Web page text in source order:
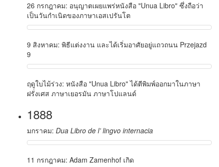
26 กรกฎาคม: อนุญาตเผยแพร่หนังสือ "Unua Libro" ซึ่งถือว่า
เป็นวันกำเนิดของภาษาเอสเปรันโต
9 สิงหาคม: พิธีแต่งงาน และได้เริ่มอาศัยอยู่แถวถนน Przejazd
9
ฤดูใบไม้ร่วง: หนังสือ "Unua Libro" ได้ตีพิมพ์ออกมาในภาษา
ฝรั่งเศส ภาษาเยอรมัน ภาษาโปแลนด์
1888
มกราคม: Dua Libro de l’ lingvo internacia
11 กรกฎาคม: Adam Zamenhof เกิด